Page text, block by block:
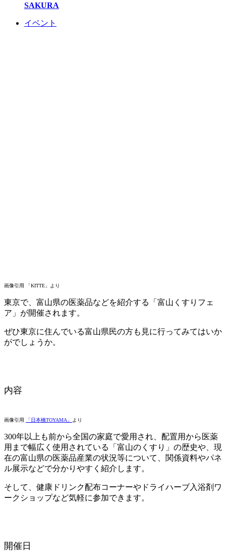
SAKURA
イベント
画像引用 「KITTE」より
東京で、富山県の医薬品などを紹介する「富山くすりフェ
ア」が開催されます。
ぜひ東京に住んでいる富山県民の方も見に行ってみてはいか
がでしょうか。
内容
画像引用 「日本橋TOYAMA」 より
300年以上も前から全国の家庭で愛用され、配置用から医薬
用まで幅広く使用されている「富山のくすり」の歴史や、現
在の富山県の医薬品産業の状況等について、関係資料やパネ
ル展示などで分かりやすく紹介します。
そして、健康ドリンク配布コーナーやドライハーブ入浴剤ワ
ークショップなど気軽に参加できます。
開催日